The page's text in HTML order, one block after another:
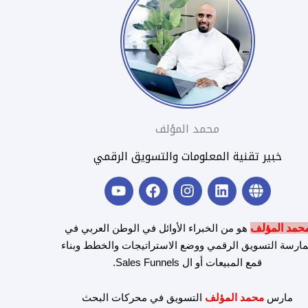
محمد المؤلف
خبير تقنية المعلومات والتسويق الرقمي
G
l
b
L
i
k
e
d
i
I
n
t
a
g
r
m
F
a
e
b
o
o
Y
o
t
u
b
e
المؤلف هو من الخبراء الأوائل في الوطن العربي في
التسويق الرقمي ووضع الاستراتيجات والخطط وبناء
قمع المبيعات أو ال Sales Funnels.
مارس محمد المؤلف التسويق في محركات البحث